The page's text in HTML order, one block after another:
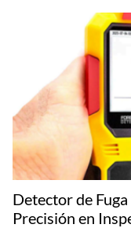
Detector de
Precisión en